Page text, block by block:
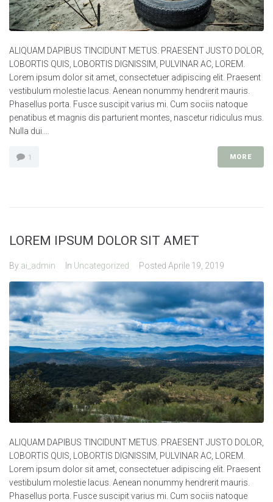
ALIQUAM DAPIBUS TINCIDUNT METUS. PRAESENT JUSTO DOLOR,
LOBORTIS QUIS, LOBORTIS DIGNISSIM, PULVINAR AC, LOREM.
Lorem ipsum dolor sit amet, consectetuer adipiscing elit. Praesent
vestibulum molestie lacus. Aenean nonummy hendrerit mauris.
Phasellus porta. Fusce suscipit varius mi. Cum sociis natoque
penatibus et magnis dis parturient montes, nascetur ridiculus mus.
Nulla dui....
1 MORE
LOREM IPSUM DOLOR SIT AMET
By ai_admin In Uncategorized Posted Aprile 19, 2019
ALIQUAM DAPIBUS TINCIDUNT METUS. PRAESENT JUSTO DOLOR,
LOBORTIS QUIS, LOBORTIS DIGNISSIM, PULVINAR AC, LOREM.
Lorem ipsum dolor sit amet, consectetuer adipiscing elit. Praesent
vestibulum molestie lacus. Aenean nonummy hendrerit mauris.
Phasellus porta. Fusce suscipit varius mi. Cum sociis natoque